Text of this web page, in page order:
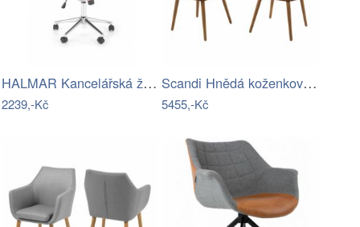
HALMAR Kancelářská židle Garria IV…
2239,-Kč
Scandi Hnědá koženková jídelní židle…
5455,-Kč